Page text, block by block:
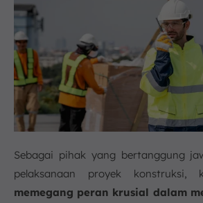
Sebagai pihak yang bertanggung
pelaksanaan proyek konstruksi,
memegang peran krusial dalam